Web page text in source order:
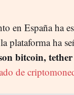
en España ha
plataforma ha
bitcoin,
de